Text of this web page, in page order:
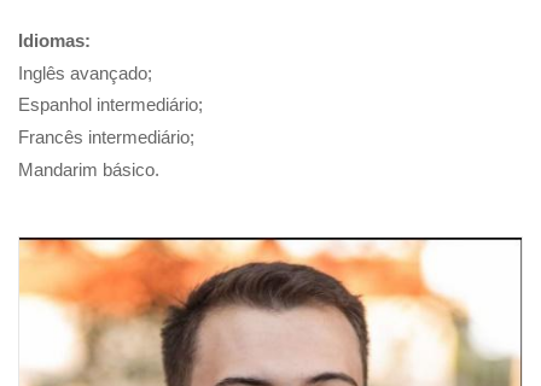
Idiomas:
Inglês avançado;
Espanhol intermediário;
Francês intermediário;
Mandarim básico.